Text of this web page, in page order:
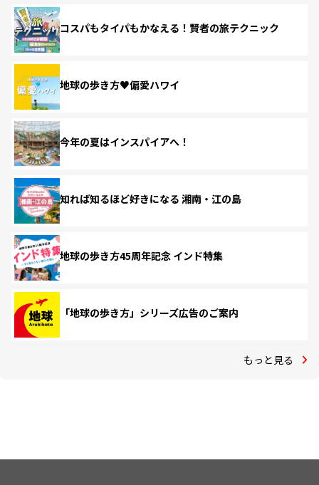
コスパもタイパもかなえる！賢者の旅テクニック
地球の歩き方♥偏愛ハワイ
今年の夏はインスパイアへ！
知れば知るほど好きになる 湘南・江の島
地球の歩き方45周年記念 インド特集
「地球の歩き方」シリーズ広告のご案内
もっと見る